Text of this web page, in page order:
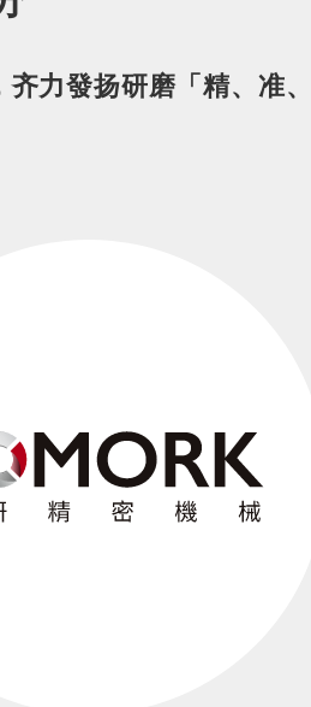
力發扬研磨「精、准、